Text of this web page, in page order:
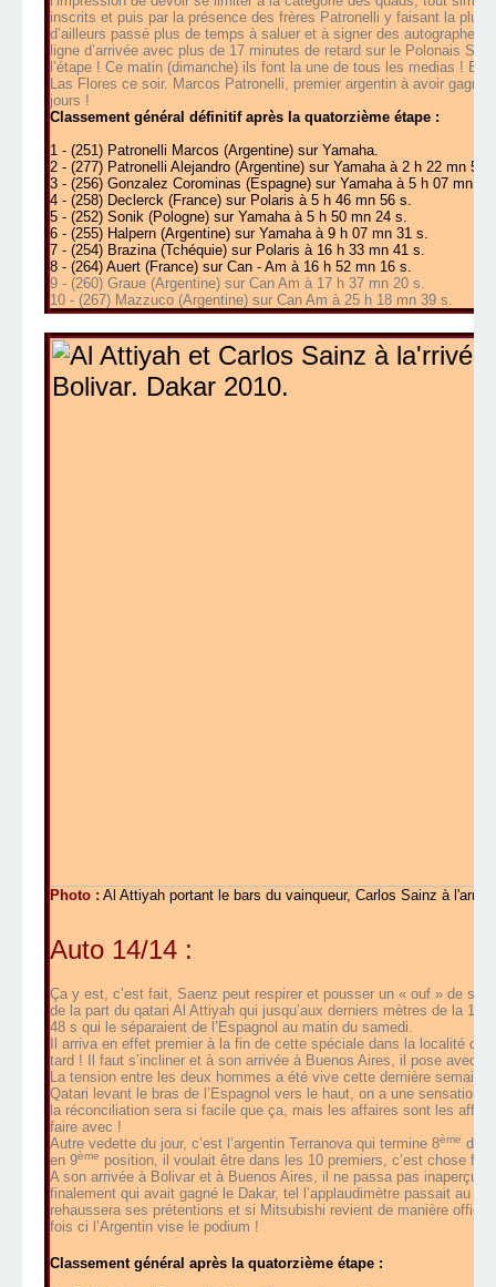
inscrits et puis par la présence des frères Patronelli y faisant la
d’ailleurs passé plus de temps à saluer et à signer des autographes
ligne d’arrivée avec plus de 17 minutes de retard sur le Polonais
l’étape ! Ce matin (dimanche) ils font la une de tous les medias ! Et
Las Flores ce soir. Marcos Patronelli, premier argentin à avoir
jours !
Classement général définitif après la quatorzième étape :
1 - (251) Patronelli Marcos (Argentine) sur Yamaha.
2 - (277) Patronelli Alejandro (Argentine) sur Yamaha à 2 h 22 mn 59
3 - (256) Gonzalez Corominas (Espagne) sur Yamaha à 5 h 07 mn
4 - (258) Declerck (France) sur Polaris à 5 h 46 mn 56 s.
5 - (252) Sonik (Pologne) sur Yamaha à 5 h 50 mn 24 s.
6 - (255) Halpern (Argentine) sur Yamaha à 9 h 07 mn 31 s.
7 - (254) Brazina (Tchéquie) sur Polaris à 16 h 33 mn 41 s.
8 - (264) Auert (France) sur Can - Am à 16 h 52 mn 16 s.
9 - (260) Graue (Argentine) sur Can Am à 17 h 37 mn 20 s.
10 - (267) Mazzuco (Argentine) sur Can Am à 25 h 18 mn 39 s.
Photo : Al Attiyah portant le bars du vainqueur, Carlos Sainz à
Auto 14/14 :
Ça y est, c’est fait, Saenz peut respirer et pousser un « ouf » de
de la part du qatari Al Attiyah qui jusqu’aux derniers mètres de la 14
48 s qui le séparaient de l’Espagnol au matin du samedi.
Il arriva en effet premier à la fin de cette spéciale dans la localité
tard ! Il faut s’incliner et à son arrivée à Buenos Aires, il pose avec
La tension entre les deux hommes a été vive cette dernière
Qatari levant le bras de l’Espagnol vers le haut, on a une sensation
la réconciliation sera si facile que ça, mais les affaires sont les
faire avec !
Autre vedette du jour, c’est l’argentin Terranova qui termine 8ème de
en 9ème position, il voulait être dans les 10 premiers, c’est chose
A son arrivée à Bolivar et à Buenos Aires, il ne passa pas inaperçu
finalement qui avait gagné le Dakar, tel l’applaudimètre passait au
rehaussera ses prétentions et si Mitsubishi revient de manière
fois ci l’Argentin vise le podium !
Classement général après la quatorzième étape :